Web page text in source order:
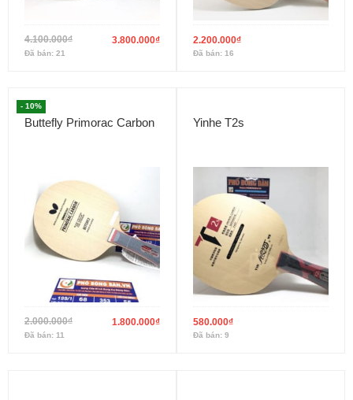
4.100.000₫ 3.800.000₫
Đã bán: 21
2.200.000₫
Đã bán: 16
Buttefly Primorac Carbon
2.000.000₫ 1.800.000₫
- 10%
Đã bán: 11
Yinhe T2s
580.000₫
Đã bán: 9